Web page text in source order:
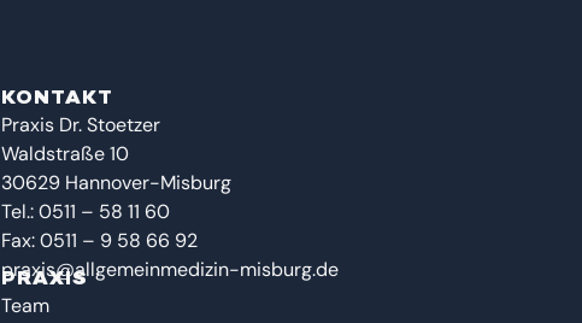
KONTAKT
Praxis Dr. Stoetzer
Waldstraße 10
30629 Hannover-Misburg
Tel.: 0511 – 58 11 60
Fax: 0511 – 9 58 66 92
praxis@allgemeinmedizin-misburg.de
PRAXIS
Team